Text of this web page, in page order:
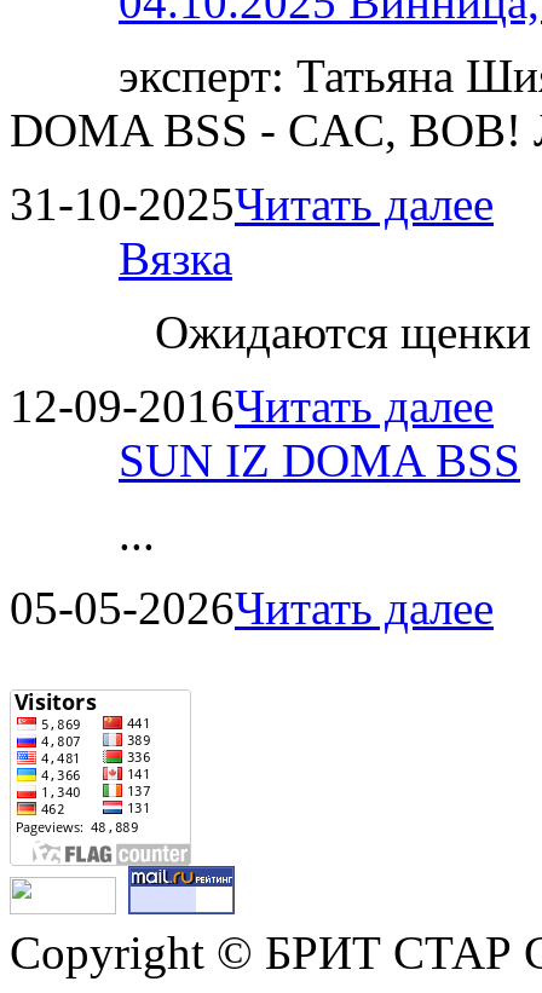
эксперт: Татьяна
DOMA BSS - CAC,
31-10-2025Читать далее
Вязка
Ожидаются
12-09-2016Читать далее
SUN IZ DOMA BSS
...
05-05-2026Читать далее
Copyright © БРИТ СТАР